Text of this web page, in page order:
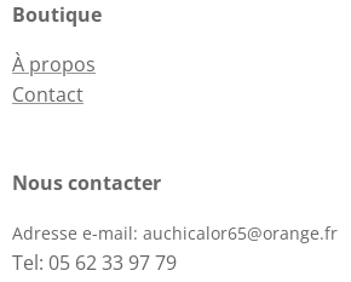
Boutique
À propos
Contact
Nous contacter
Adresse e-mail: auchicalor65@orange.fr
Tel: 05 62 33 97 79